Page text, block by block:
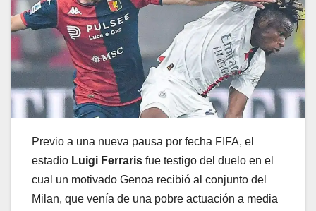
Previo a una nueva pausa por fecha FIFA, el
estadio Luigi Ferraris fue testigo del duelo en el
cual un motivado Genoa recibió al conjunto del
Milan, que venía de una pobre actuación a media